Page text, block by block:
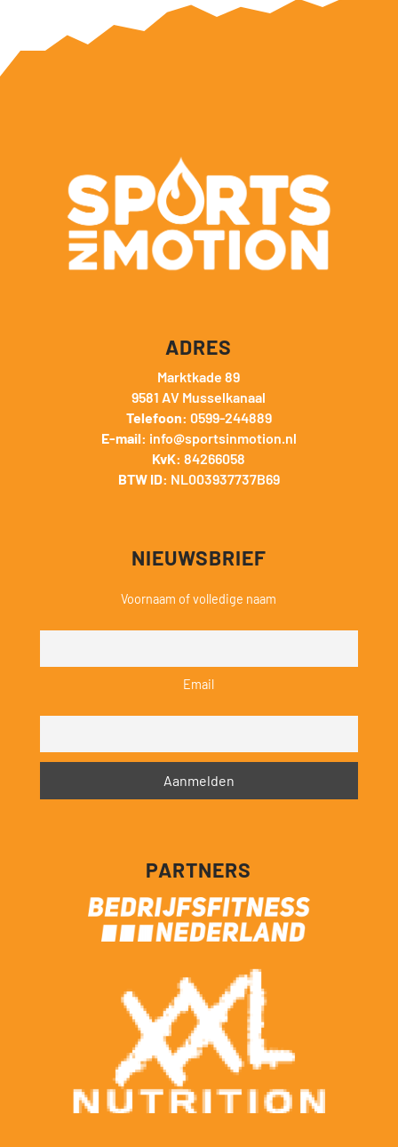
ADRES
Marktkade 89
9581 AV Musselkanaal
Telefoon: 0599-244889
E-mail: info@sportsinmotion.nl
KvK: 84266058
BTW ID: NL003937737B69
NIEUWSBRIEF
Voornaam of volledige naam
Email
PARTNERS